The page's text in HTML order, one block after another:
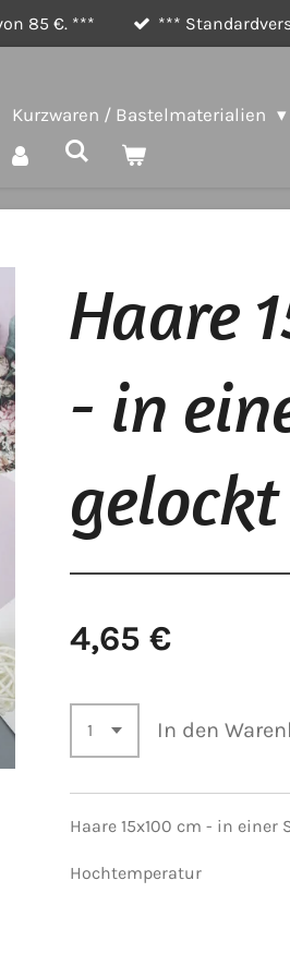
85 €. *** ***
Kurzwaren / Bastelmaterialien
Haare
- in
gelockt
4,65 €
In den
Haare 15x100 cm - in einer
Hochtemperatur